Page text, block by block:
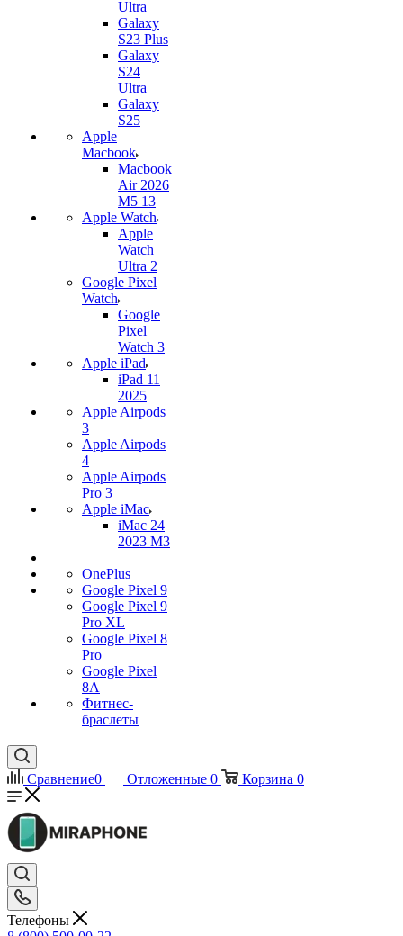
Ultra
Galaxy
S23 Plus
Galaxy
S24
Ultra
Galaxy
S25
Apple
Macbook
Macbook
Air 2026
M5 13
Apple Watch
Apple
Watch
Ultra 2
Google Pixel
Watch
Google
Pixel
Watch 3
Apple iPad
iPad 11
2025
Apple Airpods
3
Apple Airpods
4
Apple Airpods
Pro 3
Apple iMac
iMac 24
2023 M3
OnePlus
Google Pixel 9
Google Pixel 9
Pro XL
Google Pixel 8
Pro
Google Pixel
8A
Фитнес-
браслеты
Сравнение0 Отложенные 0 Корзина 0
Телефоны